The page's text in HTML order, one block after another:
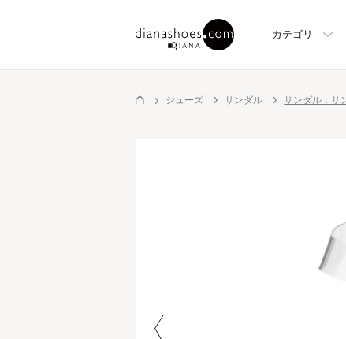
カテゴリ
シューズ サンダル サンダル：サ